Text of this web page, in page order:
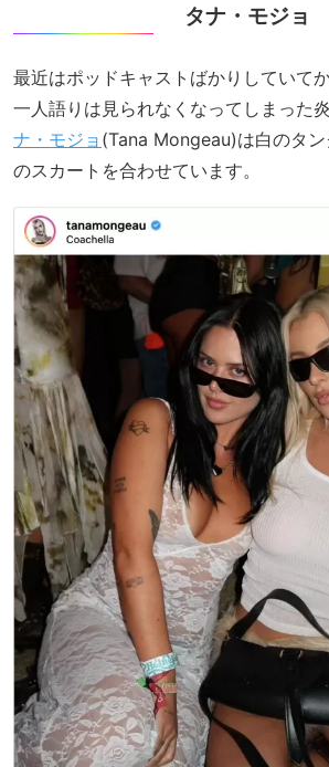
タナ・モジョ
最近はポッドキャストばかりしていて
一人語りは見られなくなってしまった
ナ・モジョ (Tana Mongeau)は白のタ
のスカートを合わせています。